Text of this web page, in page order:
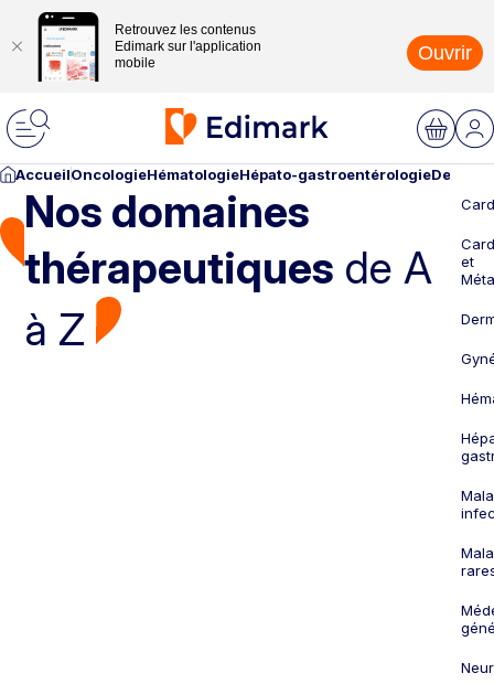
Retrouvez les contenus
Edimark sur l'application
mobile
Ouvrir
AccueilOncologieHématologieHépato-gastroentérologie
Nos domaines
thérapeutiques de A
à Z
et